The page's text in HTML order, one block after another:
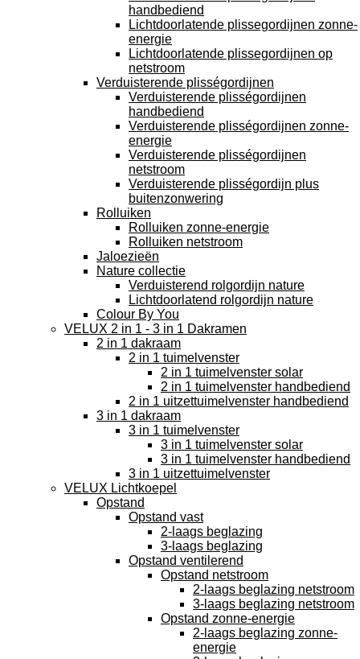
handbediend
Lichtdoorlatende plissegordijnen zonne-
energie
Lichtdoorlatende plissegordijnen op
netstroom
Verduisterende plisségordijnen
Verduisterende plisségordijnen
handbediend
Verduisterende plisségordijnen zonne-
energie
Verduisterende plisségordijnen
netstroom
Verduisterende plisségordijn plus
buitenzonwering
Rolluiken
Rolluiken zonne-energie
Rolluiken netstroom
Jaloezieën
Nature collectie
Verduisterend rolgordijn nature
Lichtdoorlatend rolgordijn nature
Colour By You
VELUX 2 in 1 - 3 in 1 Dakramen
2 in 1 dakraam
2 in 1 tuimelvenster
2 in 1 tuimelvenster solar
2 in 1 tuimelvenster handbediend
2 in 1 uitzettuimelvenster handbediend
3 in 1 dakraam
3 in 1 tuimelvenster
3 in 1 tuimelvenster solar
3 in 1 tuimelvenster handbediend
3 in 1 uitzettuimelvenster
VELUX Lichtkoepel
Opstand
Opstand vast
2-laags beglazing
3-laags beglazing
Opstand ventilerend
Opstand netstroom
2-laags beglazing netstroom
3-laags beglazing netstroom
Opstand zonne-energie
2-laags beglazing zonne-
energie